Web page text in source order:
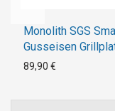
Monolith SGS
Gusseisen
89,90 €